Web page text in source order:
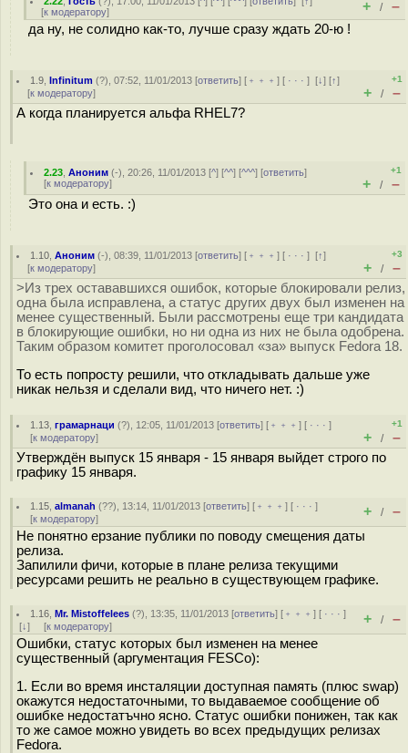
[к модератору] + / –
да ну, не солидно как-то, лучше сразу ждать 20-ю !
1.9 ,Infinitum (?), 07:52, 11/01/2013 [ответить] [ ﹢﹢﹢] [ · · ·][↓] [↑]
[к модератору]
+1
+ / –
А когда планируется альфа RHEL7?
2.23 ,Аноним (-), 20:26, 11/01/2013 [^] [^^] [^^^] [ответить]
[к модератору]
+1
+ / –
Это она и есть. :)
1.10 ,Аноним (-), 08:39, 11/01/2013 [ответить] [ ﹢﹢﹢] [ · · ·][↑]
[к модератору]
+3
+ / –
>Из трех остававшихся ошибок, которые блокировали релиз,
одна была исправлена, а статус других двух был изменен на
менее существенный. Были рассмотрены еще три кандидата
в блокирующие ошибки, но ни одна из них не была одобрена.
Таким образом комитет проголосовал «за» выпуск Fedora 18.
То есть попросту решили, что откладывать дальше уже
никак нельзя и сделали вид, что ничего нет. :)
1.13 ,грамарнаци (?), 12:05, 11/01/2013 [ответить] [ ﹢﹢﹢] [ · · ·]
[к модератору]
+1
+ / –
Утверждён выпуск 15 января - 15 января выйдет строго по
графику 15 января.
1.15 ,almanah (??), 13:14, 11/01/2013 [ответить] [ ﹢﹢﹢] [ · · ·]
[к модератору] + / –
Не понятно ерзание публики по поводу смещения даты
релиза.
Запилили фичи, которые в плане релиза текущими
ресурсами решить не реально в существующем графике.
1.16 ,Mr. Mistoffelees (?), 13:35, 11/01/2013 [ответить] [ ﹢﹢﹢] [ · · ·]
[↓] [к модератору] + / –
Ошибки, статус которых был изменен на менее
существенный (аргументация FESCo):
1. Если во время инсталяции доступная память (плюс swap)
окажутся недостаточными, то выдаваемое сообщение об
ошибке недостатъчно ясно. Статус ошибки понижен, так как
то же самое можно увидеть во всех предыдущих релизах
Fedora.